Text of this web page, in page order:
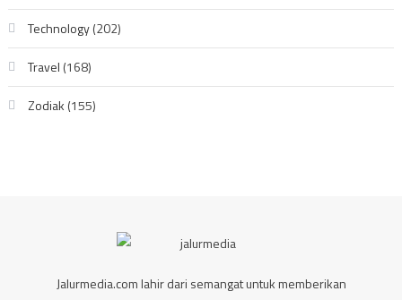
Technology(202)
Travel (168)
Zodiak (155)
Jalurmedia.com lahir dari semangat untuk memberikan